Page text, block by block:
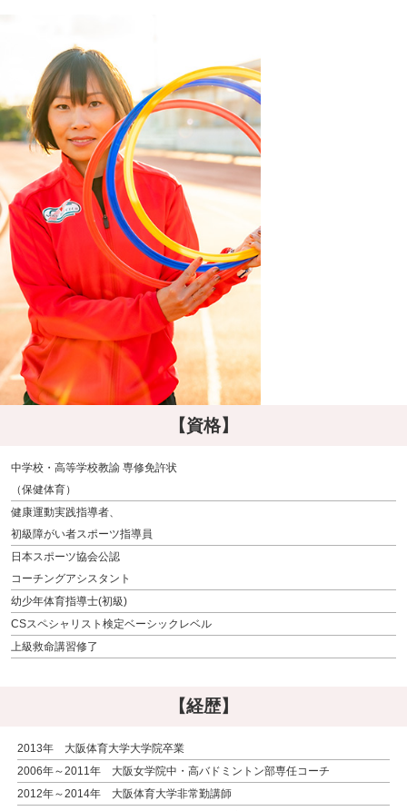
【資格】
中学校・高等学校教諭 専修免許状
（保健体育）
健康運動実践指導者、
初級障がい者スポーツ指導員
日本スポーツ協会公認
コーチングアシスタント
幼少年体育指導士(初級)
CSスペシャリスト検定ベーシックレベル
上級救命講習修了
【経歴】
2013年 大阪体育大学大学院卒業
2006年～2011年 大阪女学院中・高バドミントン部専任コーチ
2012年～2014年 大阪体育大学非常勤講師